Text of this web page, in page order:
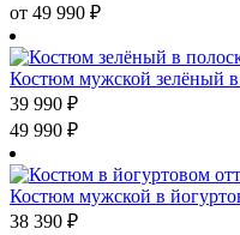
от 49 990 ₽
Костюм мужской зелёный
39 990 ₽
49 990 ₽
Костюм мужской в
38 390 ₽